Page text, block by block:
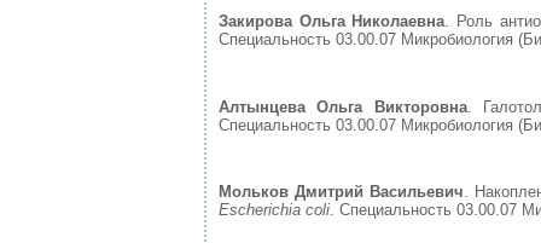
Закирова Ольга Николаевна. Роль
Специальность 03.00.07 Микробиология
Алтынцева Ольга Викторовна.
Специальность 03.00.07 Микробиология
Мольков Дмитрий Васильевич.
Escherichia coli. Специальность 03.00.07